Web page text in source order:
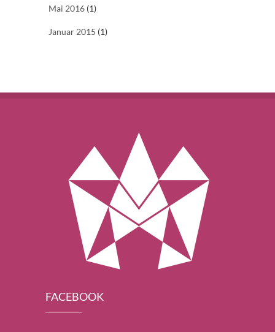
Mai 2016 (1)
Januar 2015 (1)
FACEBOOK